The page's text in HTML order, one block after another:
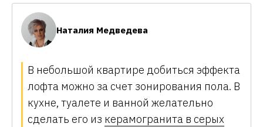
Наталия Медведева
В небольшой квартире добиться эффекта
лофта можно за счет зонирования пола. В
кухне, туалете и ванной желательно
сделать его из керамогранита в серых